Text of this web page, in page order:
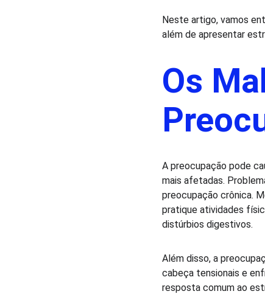
Neste artigo, vamos
além de apresentar
Os
A preocupação pode
mais afetadas.
preocupação crônica.
pratique atividades
distúrbios digestivos.
Além disso, a
cabeça tensionais e
resposta comum ao